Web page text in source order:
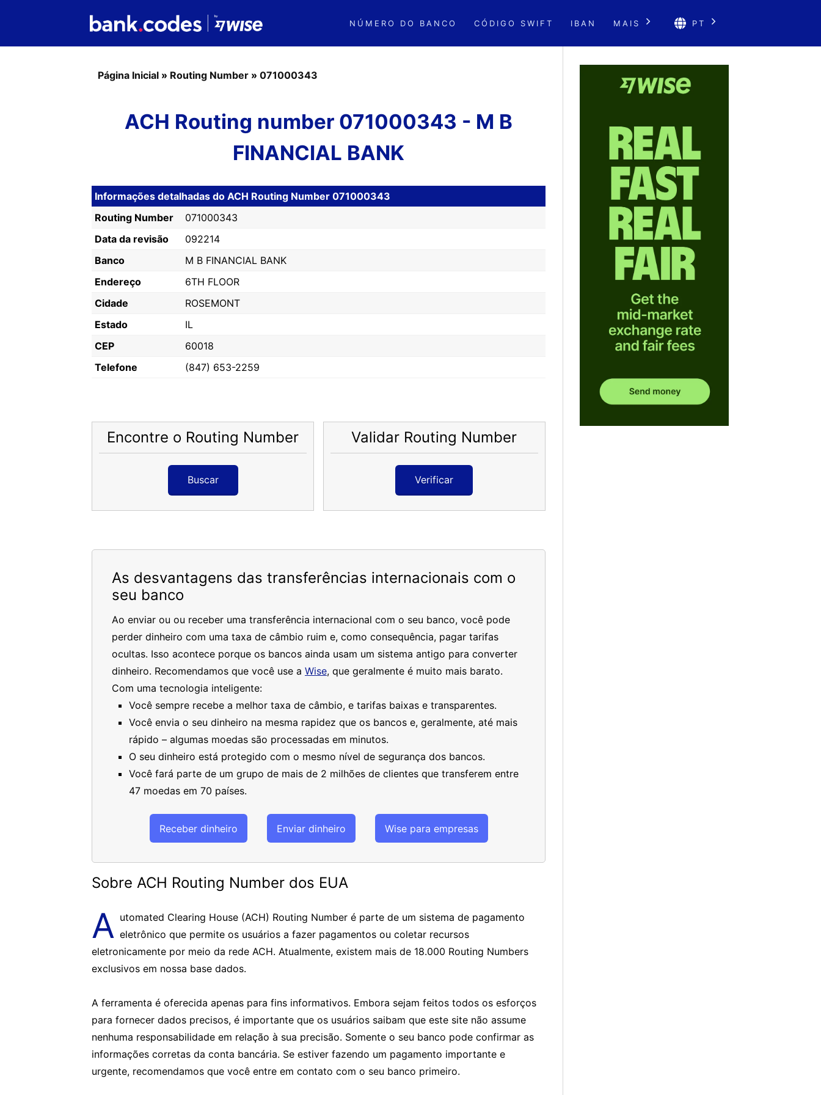
NÚMERO DO BANCO CÓDIGO SWIFT IBAN MAIS PT
Página Inicial » Routing Number » 071000343
ACH Routing number 071000343 - M B
FINANCIAL BANK
Informações detalhadas do ACH Routing Number 071000343
Routing Number
071000343
Data da revisão
092214
Banco
M B FINANCIAL BANK
Endereço
6TH FLOOR
Cidade
ROSEMONT
Estado
IL
CEP
60018
Telefone
(847) 653-2259
Encontre o Routing Number
Buscar
Validar Routing Number
Verificar
As desvantagens das transferências internacionais com o
seu banco
Ao enviar ou ou receber uma transferência internacional com o seu banco, você pode
perder dinheiro com uma taxa de câmbio ruim e, como consequência, pagar tarifas
ocultas. Isso acontece porque os bancos ainda usam um sistema antigo para converter
dinheiro. Recomendamos que você use a Wise, que geralmente é muito mais barato.
Com uma tecnologia inteligente:
Você sempre recebe a melhor taxa de câmbio, e tarifas baixas e transparentes.
Você envia o seu dinheiro na mesma rapidez que os bancos e, geralmente, até mais
rápido – algumas moedas são processadas em minutos.
O seu dinheiro está protegido com o mesmo nível de segurança dos bancos.
Você fará parte de um grupo de mais de 2 milhões de clientes que transferem entre
47 moedas em 70 países.
Receber dinheiro Enviar dinheiro Wise para empresas
Sobre ACH Routing Number dos EUA
A utomated Clearing House (ACH) Routing Number é parte de um sistema de pagamento
eletrônico que permite os usuários a fazer pagamentos ou coletar recursos
eletronicamente por meio da rede ACH. Atualmente, existem mais de 18.000 Routing Numbers
exclusivos em nossa base dados.
A ferramenta é oferecida apenas para fins informativos. Embora sejam feitos todos os esforços
para fornecer dados precisos, é importante que os usuários saibam que este site não assume
nenhuma responsabilidade em relação à sua precisão. Somente o seu banco pode confirmar as
informações corretas da conta bancária. Se estiver fazendo um pagamento importante e
urgente, recomendamos que você entre em contato com o seu banco primeiro.